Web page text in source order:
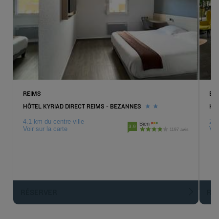
REIMS
HÔTEL KYRIAD DIRECT REIMS - BEZANNES
4.1 km du centre-ville
Voir sur la carte
3.9 Bien
1197 avis